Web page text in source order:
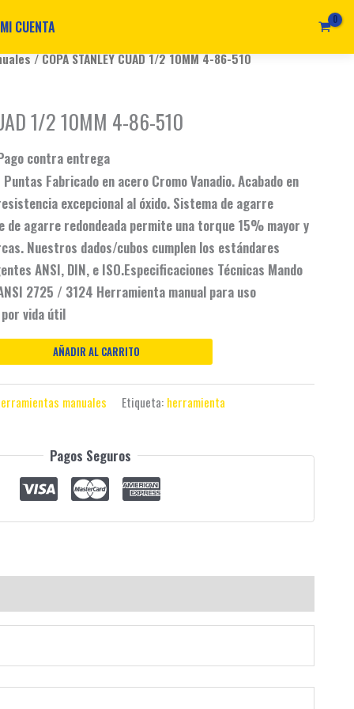
MI CUENTA
/ COPA STANLEY CUAD 1/2 10MM 4-86-510
1/2 10MM 4-86-510
7.990.
contra entrega
Fabricado en acero Cromo Vanadio. Acabado en
excepcional al óxido. Sistema de agarre
de agarre redondeada permite una torque 15% mayor y
Nuestros dados/cubos cumplen los estándares
ANSI, DIN, e ISO.Especificaciones Técnicas Mando
2725 / 3124 Herramienta manual para uso
vida útil
AÑADIR AL CARRITO
manuales Etiqueta: herramienta
Pagos Seguros